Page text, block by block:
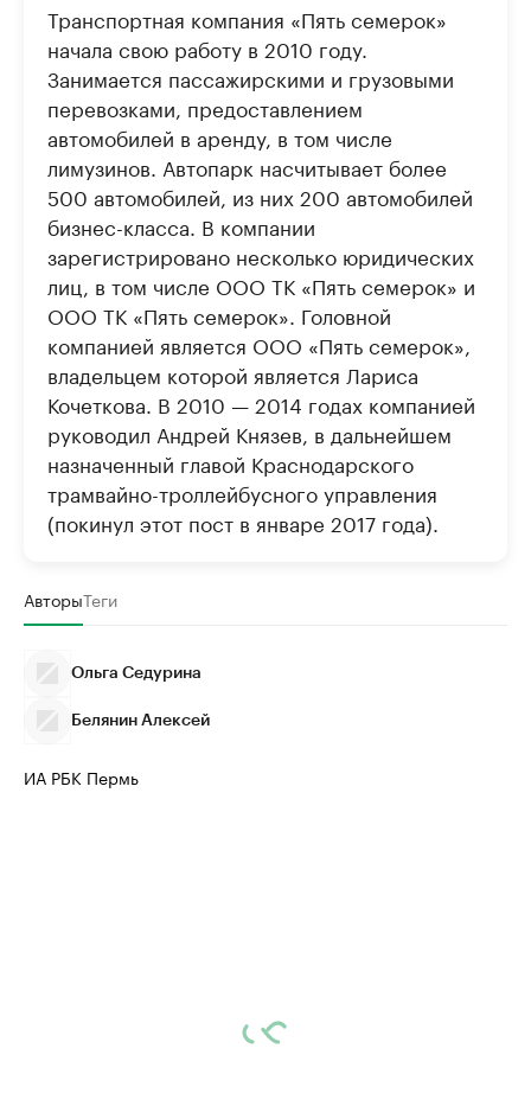
Транспортная компания «Пять семерок»
начала свою работу в 2010 году.
Занимается пассажирскими и грузовыми
перевозками, предоставлением
автомобилей в аренду, в том числе
лимузинов. Автопарк насчитывает более
500 автомобилей, из них 200 автомобилей
бизнес-класса. В компании
зарегистрировано несколько юридических
лиц, в том числе ООО ТК «Пять семерок» и
ООО ТК «Пять семерок». Головной
компанией является ООО «Пять семерок»,
владельцем которой является Лариса
Кочеткова. В 2010 — 2014 годах компанией
руководил Андрей Князев, в дальнейшем
назначенный главой Краснодарского
трамвайно-троллейбусного управления
(покинул этот пост в январе 2017 года).
АвторыТеги
Ольга Седурина
Белянин Алексей
ИА РБК Пермь